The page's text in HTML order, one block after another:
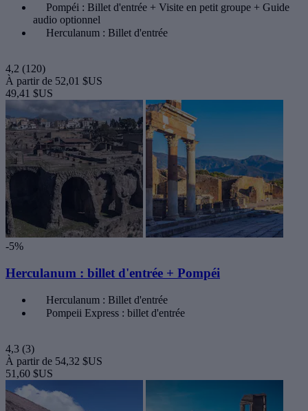
Pompéi : Billet d'entrée + Visite en petit groupe + Guide
audio optionnel
Herculanum : Billet d'entrée
4,2 (120)
À partir de 52,01 $US
49,41 $US
-5%
Herculanum : billet d'entrée + Pompéi
Herculanum : Billet d'entrée
Pompeii Express : billet d'entrée
4,3 (3)
À partir de 54,32 $US
51,60 $US